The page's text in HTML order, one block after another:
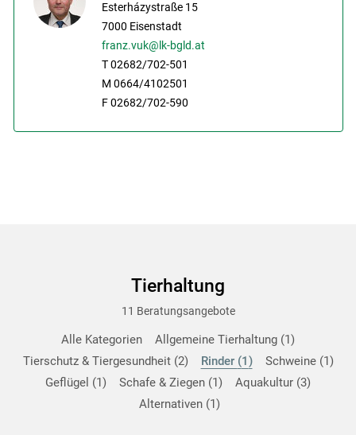
Esterházystraße 15
7000 Eisenstadt
franz.vuk@lk-bgld.at
T 02682/702-501
M 0664/4102501
F 02682/702-590
Tierhaltung
11 Beratungsangebote
Alle Kategorien Allgemeine Tierhaltung 1
Tierschutz & Tiergesundheit 2 Rinder 1 Schweine 1
Geflügel
1 Schafe & Ziegen 1 Aquakultur 3
Alternativen 1